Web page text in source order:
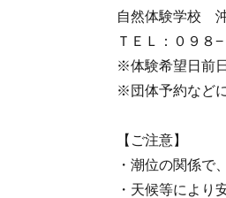
自然体験学校
ＴＥＬ：０９８
※体験希望日前
※団体予約など
【ご注意】
・潮位の関係で
・天候等により